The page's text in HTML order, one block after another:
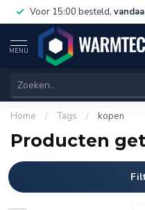
Voor 15:00 besteld,
MENU
Home / Tags / kopen
Producten